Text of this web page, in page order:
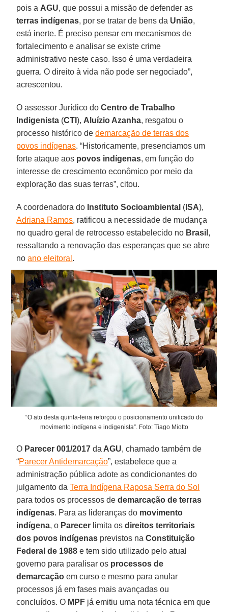
pois a AGU, que possui a missão de defender as
terras indígenas, por se tratar de bens da União,
está inerte. É preciso pensar em mecanismos de
fortalecimento e analisar se existe crime
administrativo neste caso. Isso é uma verdadeira
guerra. O direito à vida não pode ser negociado”,
acrescentou.
O assessor Jurídico doCentro de Trabalho
Indigenista (CTI), Aluízio Azanha, resgatou o
processo histórico dedemarcação de terras dos
povos indígenas. “Historicamente, presenciamos um
forte ataque aos povos indígenas, em função do
interesse de crescimento econômico por meio da
exploração das suas terras”, citou.
A coordenadora do Instituto Socioambiental ( ISA),
Adriana Ramos, ratificou a necessidade de mudança
no quadro geral de retrocesso estabelecido no Brasil ,
ressaltando a renovação das esperanças que se abre
noano eleitoral .
“O ato desta quinta-feira reforçou o posicionamento unificado do
movimento indígena e indigenista”. Foto: Tiago Miotto
O Parecer 001/2017da AGU, chamado também de
“Parecer Antidemarcação”, estabelece que a
administração pública adote as condicionantes do
julgamento daTerra Indígena Raposa Serra do Sol
para todos os processos de demarcação de terras
indígenas. Para as lideranças do movimento
indígena, o Parecer limita osdireitos territoriais
dos povos indígenas previstos naConstituição
Federal de 1988 e tem sido utilizado pelo atual
governo para paralisar os processos de
demarcação em curso e mesmo para anular
processos já em fases mais avançadas ou
concluídos. O MPF já emitiu uma nota técnica em que